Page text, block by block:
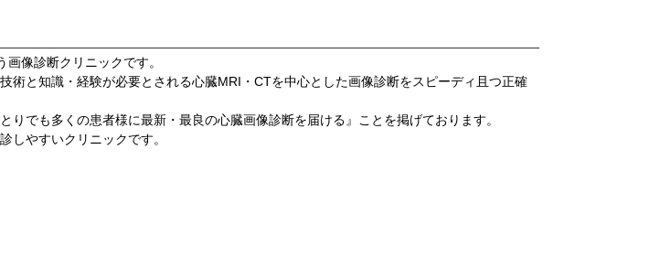
像診断クリニックです。
と知識・経験が必要とされる心臓MRI・CTを中心とした画像診断をスピーディ且つ正確
でも多くの患者様に最新・最良の心臓画像診断を届ける』ことを掲げております。
しやすいクリニックです。